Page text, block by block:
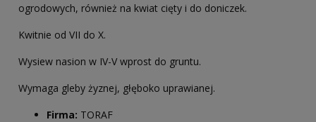
ogrodowych, również na kwiat cięty i do doniczek.
Kwitnie od VII do X.
Wysiew nasion w IV-V wprost do gruntu.
Wymaga gleby żyznej, głęboko uprawianej.
Firma: TORAF